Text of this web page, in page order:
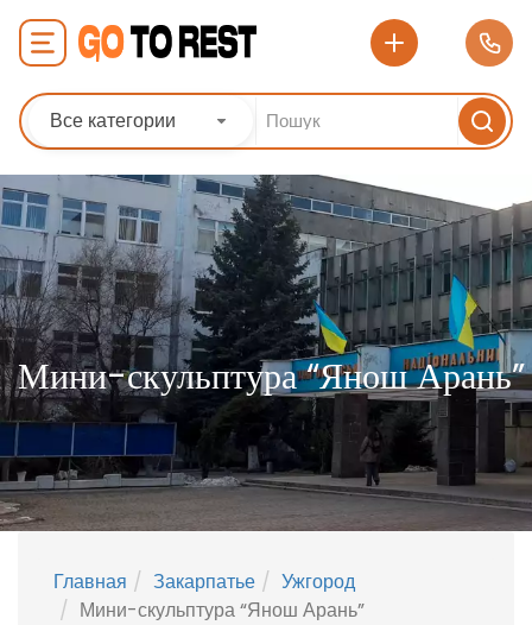
Все категории
Мини-скульптура “Янош Арань”
Главная Закарпатье
Ужгород
Мини-скульптура “Янош Арань”